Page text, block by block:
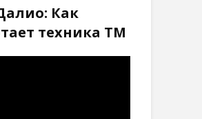
Как
техника ТМ